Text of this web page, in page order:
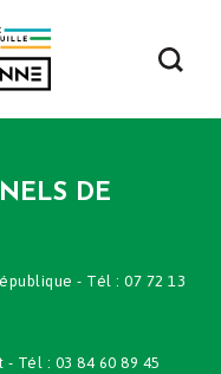
DE
- Tél : 07 72 13
- Tél : 03 84 60 89 45